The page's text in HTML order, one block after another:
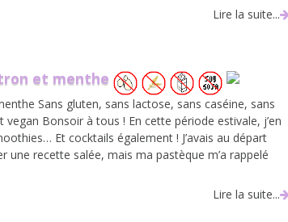
Lire la suite...
et menthe
Sans gluten, sans lactose, sans caséine, sans
Bonsoir à tous ! En cette période estivale, j’en
Et cocktails également ! J’avais au départ
une recette salée, mais ma pastèque m’a rappelé
Lire la suite...